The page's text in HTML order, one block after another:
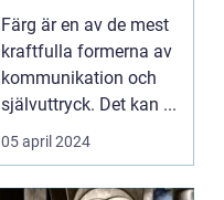
Färg är en av de mest
kraftfulla formerna av
kommunikation och
självuttryck. Det kan ...
05 april 2024